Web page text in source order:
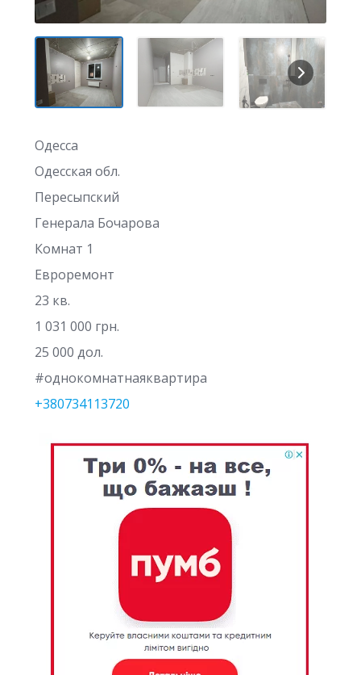
Одесса
Одесская обл.
Пересыпский
Генерала Бочарова
Комнат 1
Евроремонт
23 кв.
1 031 000 грн.
25 000 дол.
#однокомнатнаяквартира
+380734113720